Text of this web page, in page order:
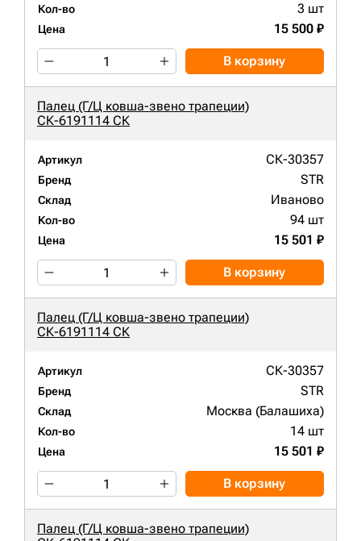
Кол-во 3 шт
Цена 15 500 ₽
В корзину
Палец (Г/Ц ковша-звено трапеции)
СК-6191114 СК
Артикул СК-30357
Бренд STR
Склад Иваново
Кол-во 94 шт
Цена 15 501 ₽
В корзину
Палец (Г/Ц ковша-звено трапеции)
СК-6191114 СК
Артикул СК-30357
Бренд STR
Склад Москва (Балашиха)
Кол-во 14 шт
Цена 15 501 ₽
В корзину
Палец (Г/Ц ковша-звено трапеции)